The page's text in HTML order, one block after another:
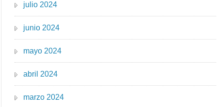
julio 2024
junio 2024
mayo 2024
abril 2024
marzo 2024